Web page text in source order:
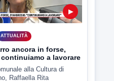
alla Cultura di
Raffaella Rita